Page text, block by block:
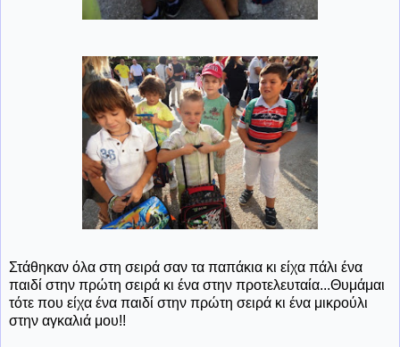
Στάθηκαν όλα στη σειρά σαν τα παπάκια κι είχα πάλι ένα
παιδί στην πρώτη σειρά κι ένα στην προτελευταία...Θυμάμαι
τότε που είχα ένα παιδί στην πρώτη σειρά κι ένα μικρούλι
στην αγκαλιά μου!!